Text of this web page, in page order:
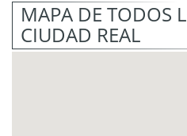
MAPA DE TODOS
CIUDAD REAL